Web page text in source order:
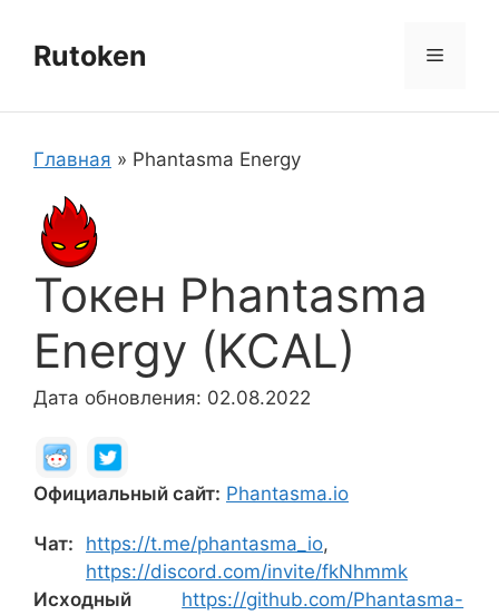
содержимому
Rutoken Меню
Главная » Phantasma Energy
Токен Phantasma
Energy (KCAL)
Дата обновления: 02.08.2022
Официальный сайт: Phantasma.io
Чат: https://t.me/phantasma_io,
https://discord.com/invite/fkNhmmk
Исходный
https://github.com/Phantasma-